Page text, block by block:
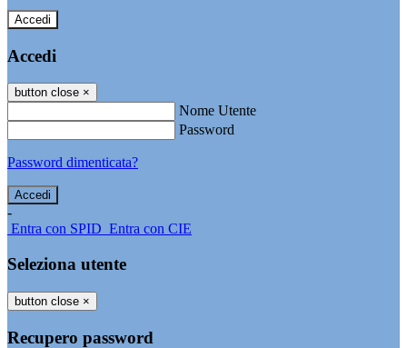
Accedi
Accedi
button close ×
Nome Utente
Password
Password dimenticata?
-
Entra con SPID Entra con CIE
Seleziona utente
button close ×
Recupero password